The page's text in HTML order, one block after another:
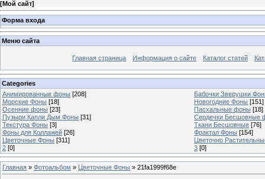
[Мой сайт]
Форма входа
Меню сайта
Главная страница Информация о сайте Каталог статей
Categories
Анимированные фоны [208]
Бабочки Зверушки
Морские Фоны [18] Новогодние Фоны [151]
Осенние фоны [23] Пасхальные фоны [18]
Пузыри Капли Дым Фоны [31]
Сердечки Бесшовные
Текстура Фоны [3] Ткани Бесшовные [76]
Фоны для Коллажей [26] Фрактал Фоны [154]
Цветочные Фоны [311]
Цветочно
2 [0] 3 [0]
Главная » Фотоальбом » Цветочные Фоны » 21fa1999f68e